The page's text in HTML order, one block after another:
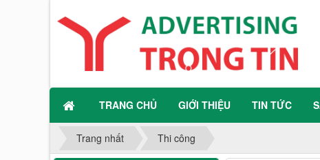
TRANG CHỦ GIỚI THIỆU TIN TỨC
Trang nhất Thi công